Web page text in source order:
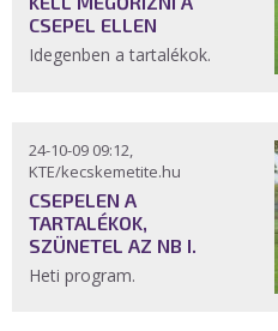
CSEPEL ELLEN
Idegenben a tartalékok.
24-10-09 09:12,
KTE/kecskemetite.hu
CSEPELEN A
TARTALÉKOK,
SZÜNETEL AZ NB I.
Heti program.